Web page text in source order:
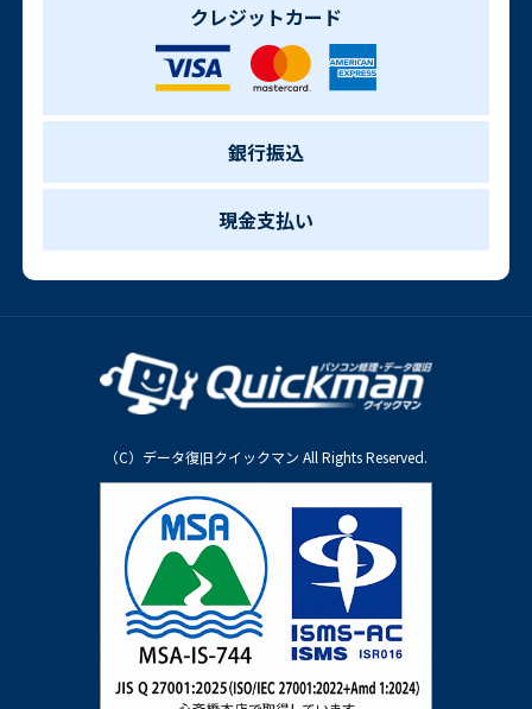
クレジットカード
銀行振込
現金支払い
（C）データ復旧クイックマン All Rights Reserved.